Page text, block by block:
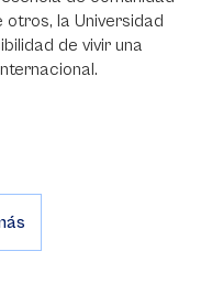
de comunidad
la Universidad
de vivir una